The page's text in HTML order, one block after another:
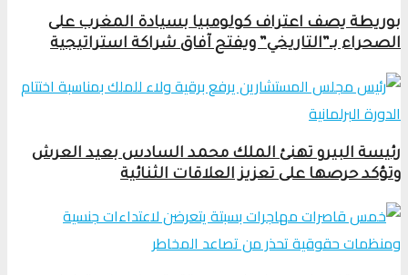
بوريطة يصف اعتراف كولومبيا بسيادة المغرب على
الصحراء بـ”التاريخي” ويفتح آفاق شراكة استراتيجية
رئيسة البيرو تهنئ الملك محمد السادس بعيد العرش
وتؤكد حرصها على تعزيز العلاقات الثنائية